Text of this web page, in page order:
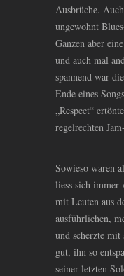
Ausbrüche.
ungewohnt
Ganzen aber
und auch mal
spannend war
Ende eines
„Respect“
regelrechten
Sowieso waren
liess sich immer
mit Leuten aus
ausführlichen,
und scherzte
gut, ihn so
seiner letzten